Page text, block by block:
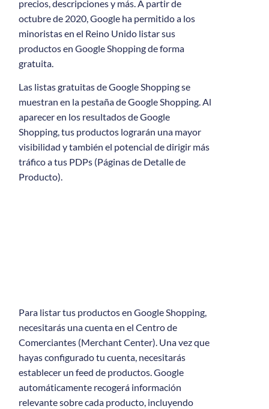
precios, descripciones y más. A partir de
octubre de 2020, Google ha permitido a los
minoristas en el Reino Unido listar sus
productos en Google Shopping de forma
gratuita.
Las listas gratuitas de Google Shopping se
muestran en la pestaña de Google Shopping. Al
aparecer en los resultados de Google
Shopping, tus productos lograrán una mayor
visibilidad y también el potencial de dirigir más
tráfico a tus PDPs (Páginas de Detalle de
Producto).
Para listar tus productos en Google Shopping,
necesitarás una cuenta en el Centro de
Comerciantes (Merchant Center). Una vez que
hayas configurado tu cuenta, necesitarás
establecer un feed de productos. Google
automáticamente recogerá información
relevante sobre cada producto, incluyendo